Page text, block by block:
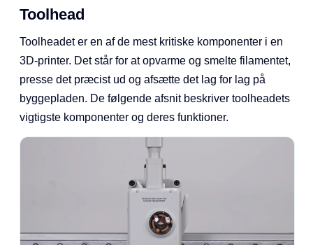
Toolhead
Toolheadet er en af de mest kritiske komponenter i en
3D-printer. Det står for at opvarme og smelte filamentet,
presse det præcist ud og afsætte det lag for lag på
byggepladen. De følgende afsnit beskriver toolheadets
vigtigste komponenter og deres funktioner.